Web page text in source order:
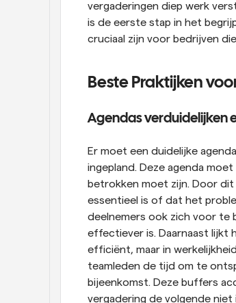
vergaderingen diep werk
is de eerste stap in het
cruciaal zijn voor bedrijven
Beste Praktijken
Agendas verduidelijken
Er moet een duidelijke
ingepland. Deze agenda
betrokken moet zijn. Door
essentieel is of dat het
deelnemers ook zich voor te
effectiever is. Daarnaast lijkt
efficiënt, maar in
teamleden de tijd om te
bijeenkomst. Deze buffers
vergadering de volgende